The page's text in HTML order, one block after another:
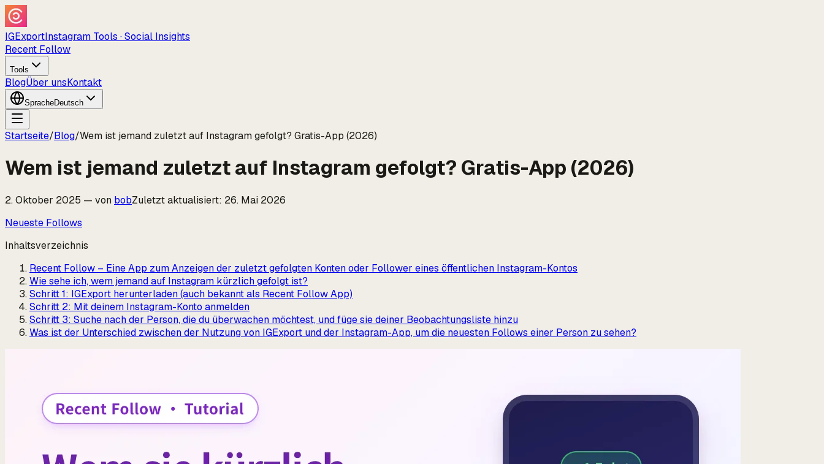
IGExportInstagram Tools · Social Insights
Recent Follow
Tools
BlogÜber unsKontakt
SpracheDeutsch
Startseite/Blog/Wem ist jemand zuletzt auf Instagram gefolgt? Gratis-App (2026)
Wem ist jemand zuletzt auf Instagram gefolgt? Gratis-App (2026)
2. Oktober 2025 — von bobZuletzt aktualisiert: 26. Mai 2026
Neueste Follows
Inhaltsverzeichnis
Recent Follow – Eine App zum Anzeigen der zuletzt gefolgten Konten oder Follower eines öffentlichen Instagram-Kontos
Wie sehe ich, wem jemand auf Instagram kürzlich gefolgt ist?
Schritt 1: IGExport herunterladen (auch bekannt als Recent Follow App)
Schritt 2: Mit deinem Instagram-Konto anmelden
Schritt 3: Suche nach der Person, die du überwachen möchtest, und füge sie deiner Beobachtungsliste hinzu
Was ist der Unterschied zwischen der Nutzung von IGExport und der Instagram-App, um die neuesten Follows einer Person zu sehen?